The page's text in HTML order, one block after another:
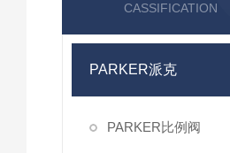
CASSIFICATION
PARKER派克
PARKER比例阀